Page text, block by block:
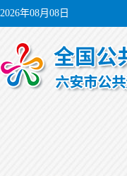
2026年08月08日